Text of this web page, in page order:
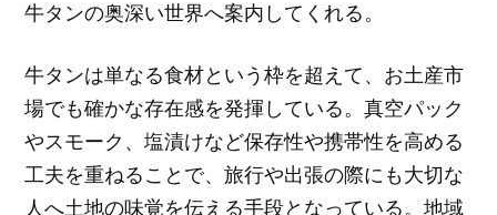
牛タンの奥深い世界へ案内してくれる。
牛タンは単なる食材という枠を超えて、お土産市
場でも確かな存在感を発揮している。真空パック
やスモーク、塩漬けなど保存性や携帯性を高める
工夫を重ねることで、旅行や出張の際にも大切な
人へ土地の味覚を伝える手段となっている。地域